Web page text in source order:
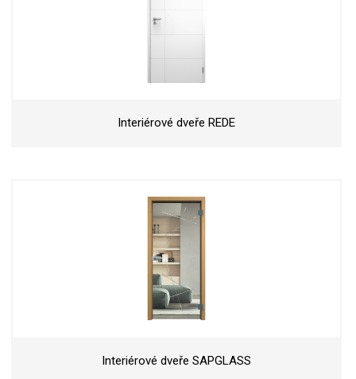
Interiérové dveře REDE
Interiérové dveře SAPGLASS